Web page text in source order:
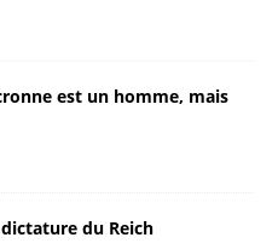
est un homme, mais
du Reich